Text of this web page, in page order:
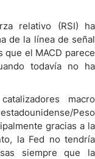
relativo (RSI) ha
de la línea de señal
que el MACD parece
todavía no ha
macro
Peso
gracias a la
la Fed no tendría
siempre que la